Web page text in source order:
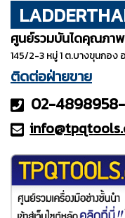
ศูนย์รวมบันไดคุณภา
145/2-3 หมู่ 1 ต.บางขุนกอง
ติดต่อฝ่ายขาย
02-
info@tpqt